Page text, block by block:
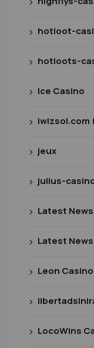
hotloot-
hotloots-
Ice Casino
iwizsol.com
jeux
julius-
Latest News
Latest News
Leon
LocoWins